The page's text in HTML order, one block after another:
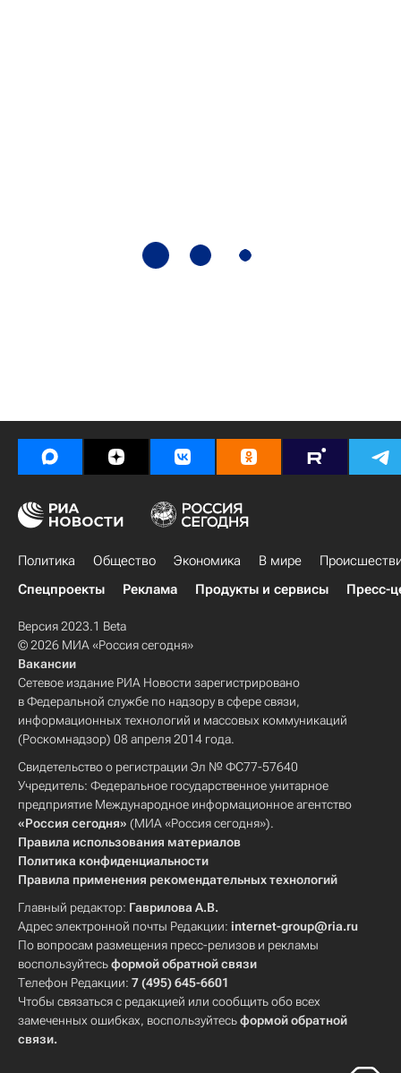
Политика Общество Экономика В мире
Спецпроекты
Реклама Продукты и сервисы Пресс-
Версия 2023.1 Beta
© 2026 МИА «Россия сегодня»
Вакансии
Сетевое издание РИА Новости зарегистрировано
в Федеральной службе по надзору в сфере связи,
информационных технологий и массовых коммуникаций
(Роскомнадзор) 08 апреля 2014 года.
Свидетельство о регистрации Эл № ФС77-57640
Учредитель: Федеральное государственное унитарное
предприятие Международное информационное агентство
«Россия сегодня» (МИА «Россия сегодня»).
Правила использования материалов
Политика конфиденциальности
Правила применения рекомендательных технологий
Главный редактор: Гаврилова А.В.
Адрес электронной почты Редакции: internet-group@ria.ru
По вопросам размещения пресс-релизов и рекламы
воспользуйтесьформой обратной связи
Телефон Редакции: 7 (495) 645-6601
Чтобы связаться с редакцией или сообщить обо всех
замеченных ошибках, воспользуйтесьформой обратной
связи.